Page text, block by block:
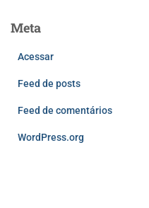
Meta
Acessar
Feed de posts
Feed de comentários
WordPress.org